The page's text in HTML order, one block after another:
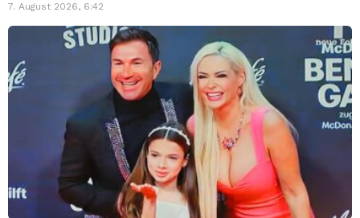
7. August 2026, 6:42